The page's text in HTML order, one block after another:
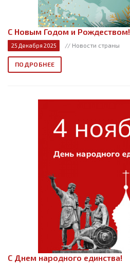
С Новым Годом и Рождеством!
25 Декабря 2025 // Новости страны
ПОДРОБНЕЕ
С Днем народного единства!